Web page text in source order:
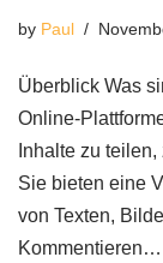
by Paul
Überblick Was
Online-
Inhalte zu
Sie bieten eine
von Texten,
Kommentieren…